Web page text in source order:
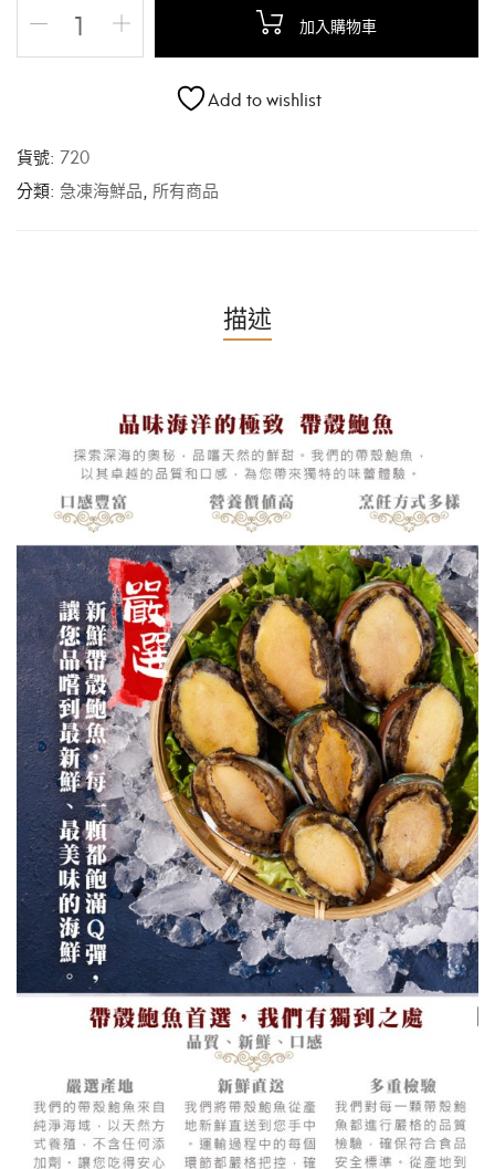
加入購物車
Add to wishlist
貨號: 720
分類: 急凍海鮮品, 所有商品
描述